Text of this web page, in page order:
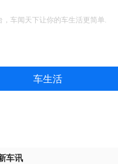
车闻天下让你的车生活更简单.
车生活
车讯